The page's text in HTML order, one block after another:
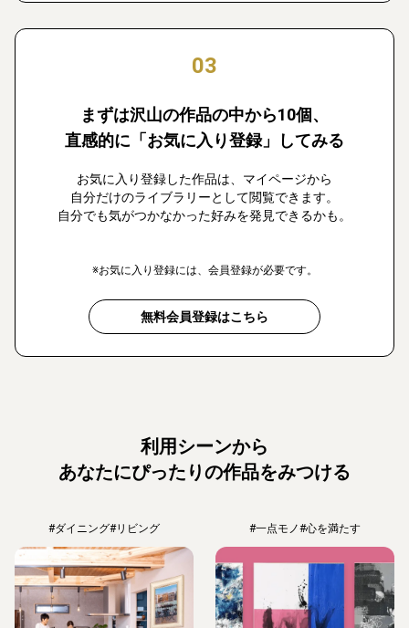
03
まずは沢山の作品の中から10個、
直感的に「お気に入り登録」してみる
お気に入り登録した作品は、マイページから
自分だけのライブラリーとして閲覧できます。
自分でも気がつかなかった好みを発見できるかも。
※お気に入り登録には、会員登録が必要です。
無料会員登録はこちら
利用シーンから
あなたにぴったりの作品をみつける
#ダイニング#リビング #一点モノ#心を満たす